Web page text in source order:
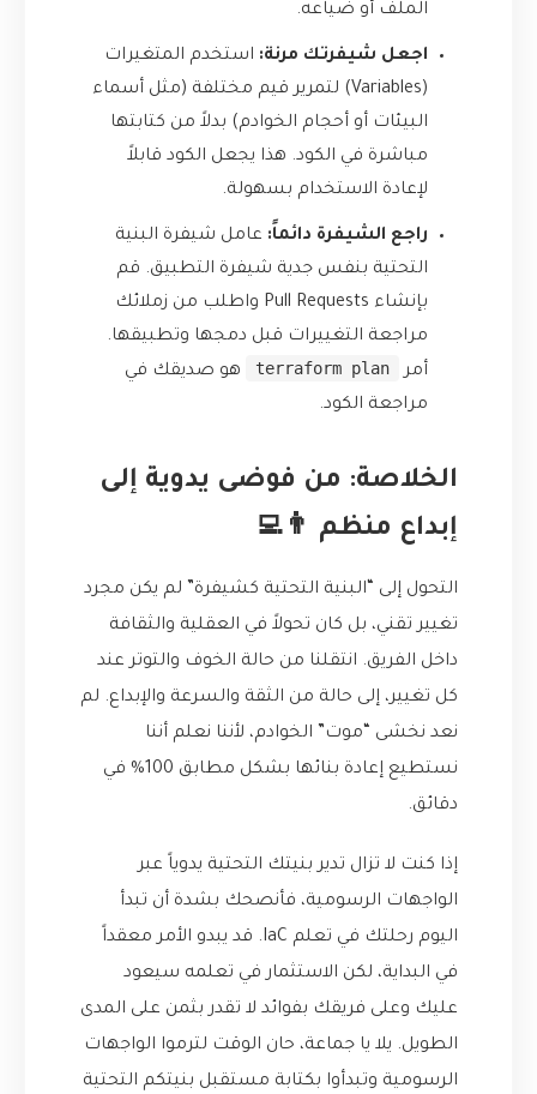
الملف أو ضياعه.
اجعل شيفرتك مرنة: استخدم المتغيرات
(Variables) لتمرير قيم مختلفة (مثل أسماء
البيئات أو أحجام الخوادم) بدلاً من كتابتها
مباشرة في الكود. هذا يجعل الكود قابلاً
لإعادة الاستخدام بسهولة.
راجع الشيفرة دائماً: عامل شيفرة البنية
التحتية بنفس جدية شيفرة التطبيق. قم
بإنشاء Pull Requests واطلب من زملائك
مراجعة التغييرات قبل دمجها وتطبيقها.
أمر
terraform plan
هو صديقك في
مراجعة الكود.
الخلاصة: من فوضى يدوية إلى
إبداع منظم 👨‍💻
التحول إلى “البنية التحتية كشيفرة” لم يكن مجرد
تغيير تقني، بل كان تحولاً في العقلية والثقافة
داخل الفريق. انتقلنا من حالة الخوف والتوتر عند
كل تغيير، إلى حالة من الثقة والسرعة والإبداع. لم
نعد نخشى “موت” الخوادم، لأننا نعلم أننا
نستطيع إعادة بنائها بشكل مطابق 100% في
دقائق.
إذا كنت لا تزال تدير بنيتك التحتية يدوياً عبر
الواجهات الرسومية، فأنصحك بشدة أن تبدأ
اليوم رحلتك في تعلم IaC. قد يبدو الأمر معقداً
في البداية، لكن الاستثمار في تعلمه سيعود
عليك وعلى فريقك بفوائد لا تقدر بثمن على المدى
الطويل. يلا يا جماعة، حان الوقت لترموا الواجهات
الرسومية وتبدأوا بكتابة مستقبل بنيتكم التحتية